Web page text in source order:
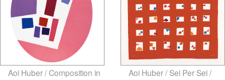
Aoi Huber / Composition in
Aoi Huber / Sei Per Sei /